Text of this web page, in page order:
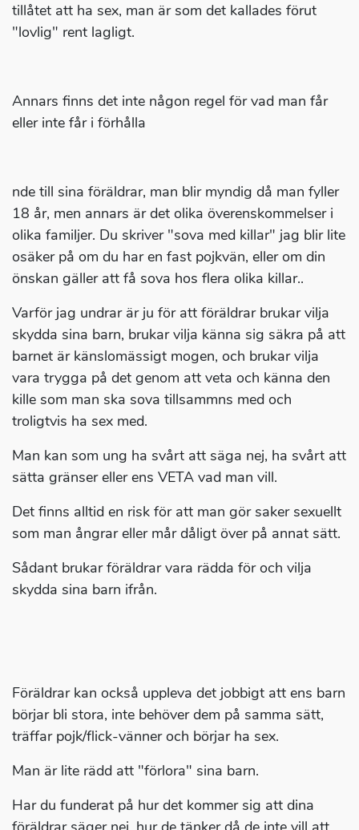
tillåtet att ha sex, man är som det kallades förut
"lovlig" rent lagligt.
Annars finns det inte någon regel för vad man får
eller inte får i förhålla
nde till sina föräldrar, man blir myndig då man fyller
18 år, men annars är det olika överenskommelser i
olika familjer. Du skriver "sova med killar" jag blir lite
osäker på om du har en fast pojkvän, eller om din
önskan gäller att få sova hos flera olika killar..
Varför jag undrar är ju för att föräldrar brukar vilja
skydda sina barn, brukar vilja känna sig säkra på att
barnet är känslomässigt mogen, och brukar vilja
vara trygga på det genom att veta och känna den
kille som man ska sova tillsammns med och
troligtvis ha sex med.
Man kan som ung ha svårt att säga nej, ha svårt att
sätta gränser eller ens VETA vad man vill.
Det finns alltid en risk för att man gör saker sexuellt
som man ångrar eller mår dåligt över på annat sätt.
Sådant brukar föräldrar vara rädda för och vilja
skydda sina barn ifrån.
Föräldrar kan också uppleva det jobbigt att ens barn
börjar bli stora, inte behöver dem på samma sätt,
träffar pojk/flick-vänner och börjar ha sex.
Man är lite rädd att "förlora" sina barn.
Har du funderat på hur det kommer sig att dina